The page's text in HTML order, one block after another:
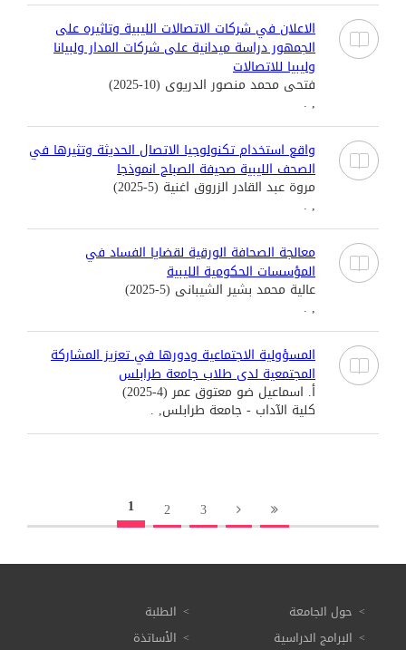
الاعلان في شركات الاتصالات الليبية وتاثيره على
الجمهور دراسة ميدانية على شركات المدار ولبيانا
وليبيا للاتصالات
فتحى محمد منصور الدريوى (10-2025)
, .
واقع استخدام تكنولوجيا الاتصال الحديثة وتثيرها في
الصحف الليبية صحيفة الصباح انموذجا
مروة عبد القادر الزروق اغنية (5-2025)
, .
معالجة الصحافة الورقية لقضايا الفساد في
المؤسسات الحكومية الليبية
عالية محمد بشير الشيبانى (5-2025)
, .
المسؤولية الاجتماعية ودورها في تعزيز المشاركة
المجتمعية لدى طلاب جامعة طرابلس
أ. اسماعيل ضو معتوق عمر (4-2025)
كلية الآداب - جامعة طرابلس, .
1 2 3
حول الجامعة
البرامج الدراسية
الطلبة
الأساتذة